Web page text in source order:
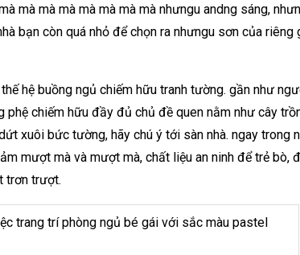
mà mà mà mà mà mà mà nhưngu andng sáng,
bạn còn quá nhỏ để chọn ra nhưngu sơn của
hệ buồng ngủ chiếm hữu tranh tường. gần như
chiếm hữu đầy đủ chủ đề quen nằm như cây
xuôi bức tường, hãy chú ý tới sàn nhà. ngay trong
mượt mà và mượt mà, chất liệu an ninh để trẻ bò,
trơn trượt.